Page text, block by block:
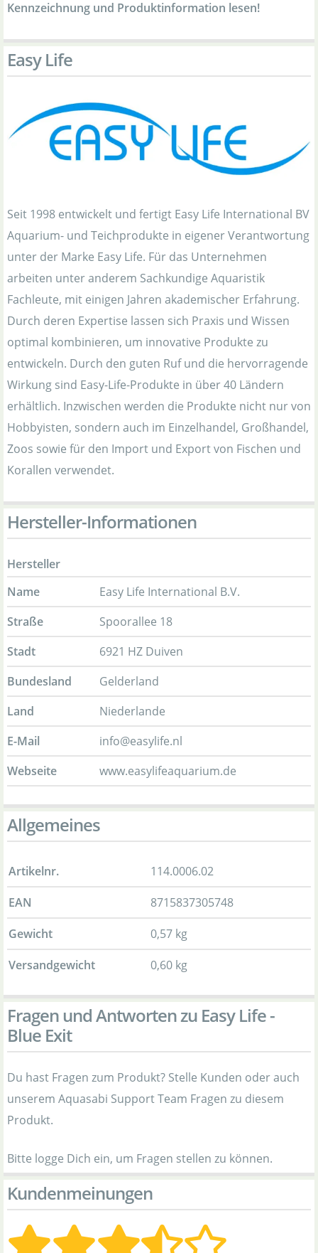
Kennzeichnung und Produktinformation lesen!
Easy Life
Seit 1998 entwickelt und fertigt Easy Life International BV
Aquarium- und Teichprodukte in eigener Verantwortung
unter der Marke Easy Life. Für das Unternehmen
arbeiten unter anderem Sachkundige Aquaristik
Fachleute, mit einigen Jahren akademischer Erfahrung.
Durch deren Expertise lassen sich Praxis und Wissen
optimal kombinieren, um innovative Produkte zu
entwickeln. Durch den guten Ruf und die hervorragende
Wirkung sind Easy-Life-Produkte in über 40 Ländern
erhältlich. Inzwischen werden die Produkte nicht nur von
Hobbyisten, sondern auch im Einzelhandel, Großhandel,
Zoos sowie für den Import und Export von Fischen und
Korallen verwendet.
Hersteller-Informationen
Hersteller
Name
Easy Life International B.V.
Straße
Spoorallee 18
Stadt
6921 HZ Duiven
Bundesland
Gelderland
Land
Niederlande
E-Mail
info@easylife.nl
Webseite
www.easylifeaquarium.de
Allgemeines
Artikelnr.
114.0006.02
EAN
8715837305748
Gewicht
0,57 kg
Versandgewicht
0,60 kg
Fragen und Antworten zu Easy Life -
Blue Exit
Du hast Fragen zum Produkt? Stelle Kunden oder auch
unserem Aquasabi Support Team Fragen zu diesem
Produkt.
Bitte logge Dich ein, um Fragen stellen zu können.
Kundenmeinungen